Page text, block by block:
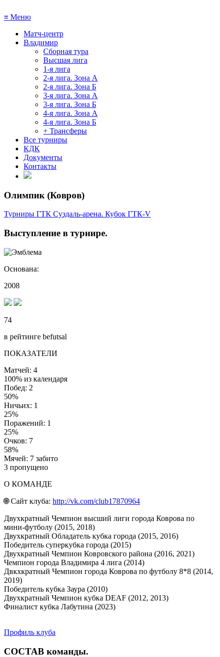
≡ Меню
Матч-центр
Владимир
Сборная тура
Высшая лига
1-я лига
2-я лига. Зона А
2-я лига. Зона Б
3-я лига. Зона А
3-я лига. Зона Б
4-я лига. Зона А
4-я лига. Зона Б
+ Трансферы
Все турниры
КДК
Документы
Контакты
Олимпик (Ковров)
Турниры ГТК Суздаль-арена. Кубок ГТК-V
Выступление в турнире.
Основана:
2008
74
в рейтинге befutsal
ПОКАЗАТЕЛИ
Матчей: 4
100% из календаря
Побед: 2
50%
Ничьих: 1
25%
Поражений: 1
25%
Очков: 7
58%
Мячей: 7 забито
3 пропущено
О КОМАНДЕ
🌐 Сайт клуба: http://vk.com/club17870964
Двухкратный Чемпион высший лиги города Коврова по
мини-футболу (2015, 2018)
Двухкратный Обладатель кубка города (2015, 2016)
Победитель суперкубка города (2015)
Двухкратный Чемпион Ковровского района (2016, 2021)
Чемпион города Владимира 4 лига (2014)
Двкхкратный Чемпион города Коврова по футболу 8*8 (2014,
2019)
Победитель кубка Заура (2010)
Двухкратный Чемпион кубка DEAF (2012, 2013)
Финалист кубка Лабутина (2023)
Профиль клуба
СОСТАВ команды.